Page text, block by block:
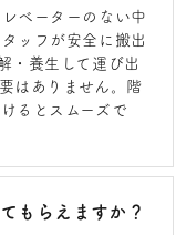
ベーターのない中
ッフが安全に搬出
・養生して運び出
はありません。階
るとスムーズで
もらえますか？